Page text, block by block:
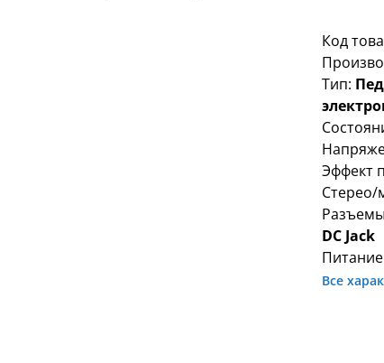
Код
Тип:
Эффект
Стерео/
DC Jack
Все